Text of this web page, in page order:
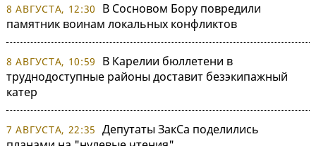
8 АВГУСТА, 12:30
В Сосновом Бору повредили
памятник воинам локальных конфликтов
8 АВГУСТА, 10:59
В Карелии бюллетени в
труднодоступные районы доставит безэкипажный
катер
7 АВГУСТА, 22:35 Депутаты ЗакСа поделились